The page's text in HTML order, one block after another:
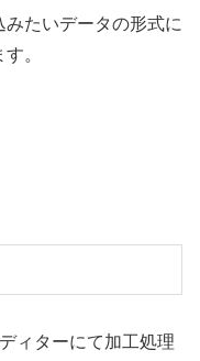
たいデータの形式に
。
ィターにて加工処理